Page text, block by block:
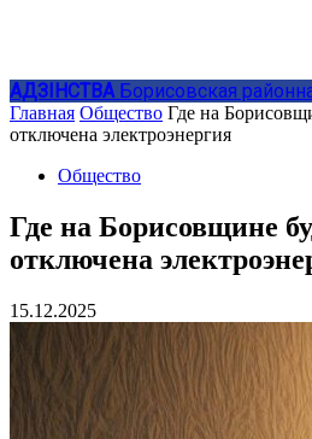
АДЗIНСТВА Борисовская
Главная Общество Где на
отключена электроэнергия
Общество
Где на Борисовщине
отключена
15.12.2025